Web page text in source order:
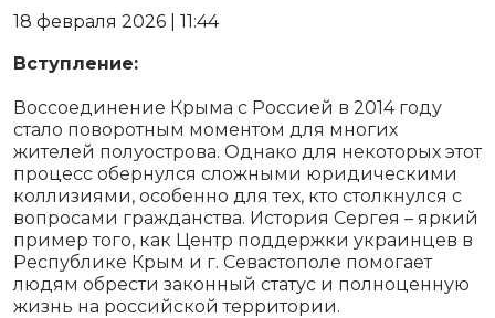
18 февраля 2026 | 11:44
Вступление:
Воссоединение Крыма с Россией в 2014 году
стало поворотным моментом для многих
жителей полуострова. Однако для некоторых этот
процесс обернулся сложными юридическими
коллизиями, особенно для тех, кто столкнулся с
вопросами гражданства. История Сергея – яркий
пример того, как Центр поддержки украинцев в
Республике Крым и г. Севастополе помогает
людям обрести законный статус и полноценную
жизнь на российской территории.